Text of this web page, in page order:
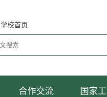
学校首页
合作交流 国家